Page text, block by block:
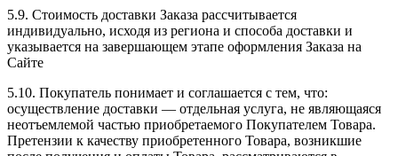
5.9. Стоимость доставки Заказа рассчитывается
индивидуально, исходя из региона и способа доставки и
указывается на завершающем этапе оформления Заказа на
Сайте
5.10. Покупатель понимает и соглашается с тем, что:
осуществление доставки — отдельная услуга, не являющаяся
неотъемлемой частью приобретаемого Покупателем Товара.
Претензии к качеству приобретенного Товара, возникшие